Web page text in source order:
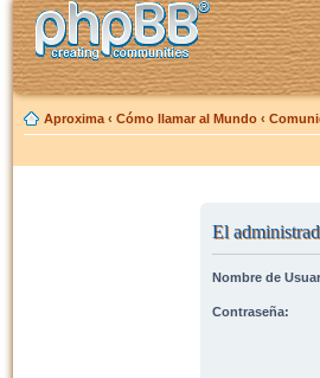
Aproxima ‹ Cómo llamar al Mundo ‹
El
Nombre de
Contraseña: